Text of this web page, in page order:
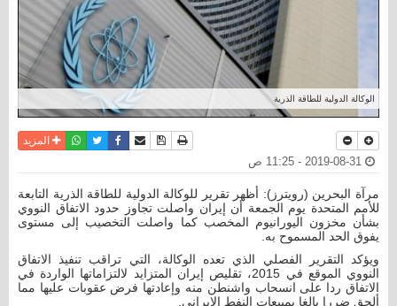
الوكالة الدولية للطاقة الذرية
نسخة للطباعة
حفظ الموضوع
أرسل الى صديق
فيسبوكتويترواتسابالمزيد
مرآة البحرين (رويترز): أظهر تقرير للوكالة الدولية للطاقة الذرية التابعة
للأمم المتحدة يوم الجمعة أن إيران واصلت تجاوز حدود الاتفاق النووي
بشأن مخزون اليورانيوم المخصب كما واصلت التخصيب إلى مستوى
يفوق الحد المسموح به.
ويؤكد التقرير الفصلي الذي تعده الوكالة، التي تراقب تنفيذ الاتفاق
النووي الموقع في 2015، تقليص إيران المتزايد لالتزاماتها الواردة في
الاتفاق ردا على انسحاب واشنطن منه وإعادتها فرض عقوبات عليها مما
ألحق ضررا بالغا بمبيعات النفط الإيراني.